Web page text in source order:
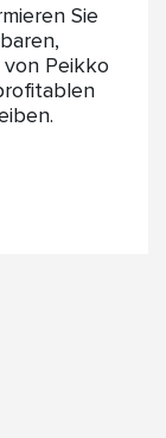
Sie
Peikko